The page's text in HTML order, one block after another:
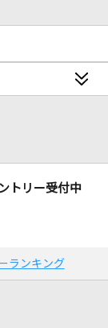
トリー受付中
ランキング